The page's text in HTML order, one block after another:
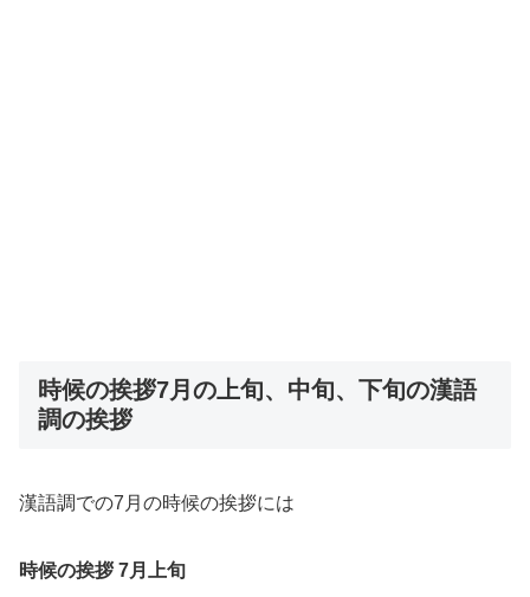
時候の挨拶7月の上旬、中旬、下旬の漢語
調の挨拶
漢語調での7月の時候の挨拶には
時候の挨拶 7月上旬